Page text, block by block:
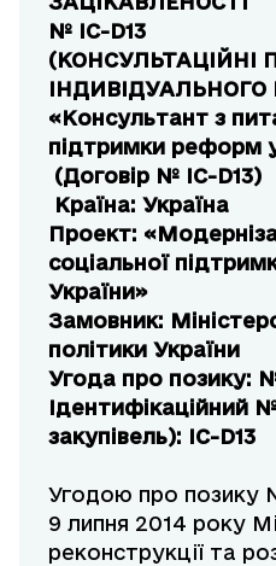
№ ІС-D13
(КОНСУЛЬТАЦІЙНІ
«Консультант з
підтримки реформ
(Договір № IC-D13)
Країна: Україна
Проект:
соціальної
України»
Замовник:
політики України
Угода про позику:
Ідентифікаційний
закупівель): ІС-D13
Угодою про позику
9 липня 2014 року
реконструкції та